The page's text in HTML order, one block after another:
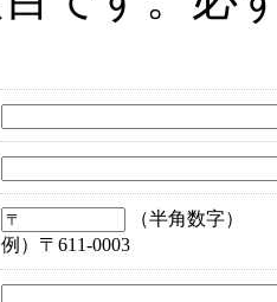
（半角数字）
例）〒611-0003